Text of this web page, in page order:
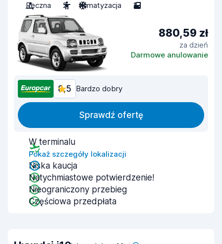
Ręczna
2 Klimatyzacja 2
880,59 zł
za dzień
Darmowe anulowanie
8,5 Bardzo dobry
Sprawdź ofertę
W terminalu
Pokaż szczegóły lokalizacji
Niska kaucja
Natychmiastowe potwierdzenie!
Nieograniczony przebieg
Częściowa przedpłata